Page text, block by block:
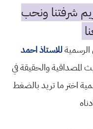
شرفتنا ونحب
الرسميةللاستاذ احمد
المصداقية والحقيقة في
اختر ما تريد بالضغط